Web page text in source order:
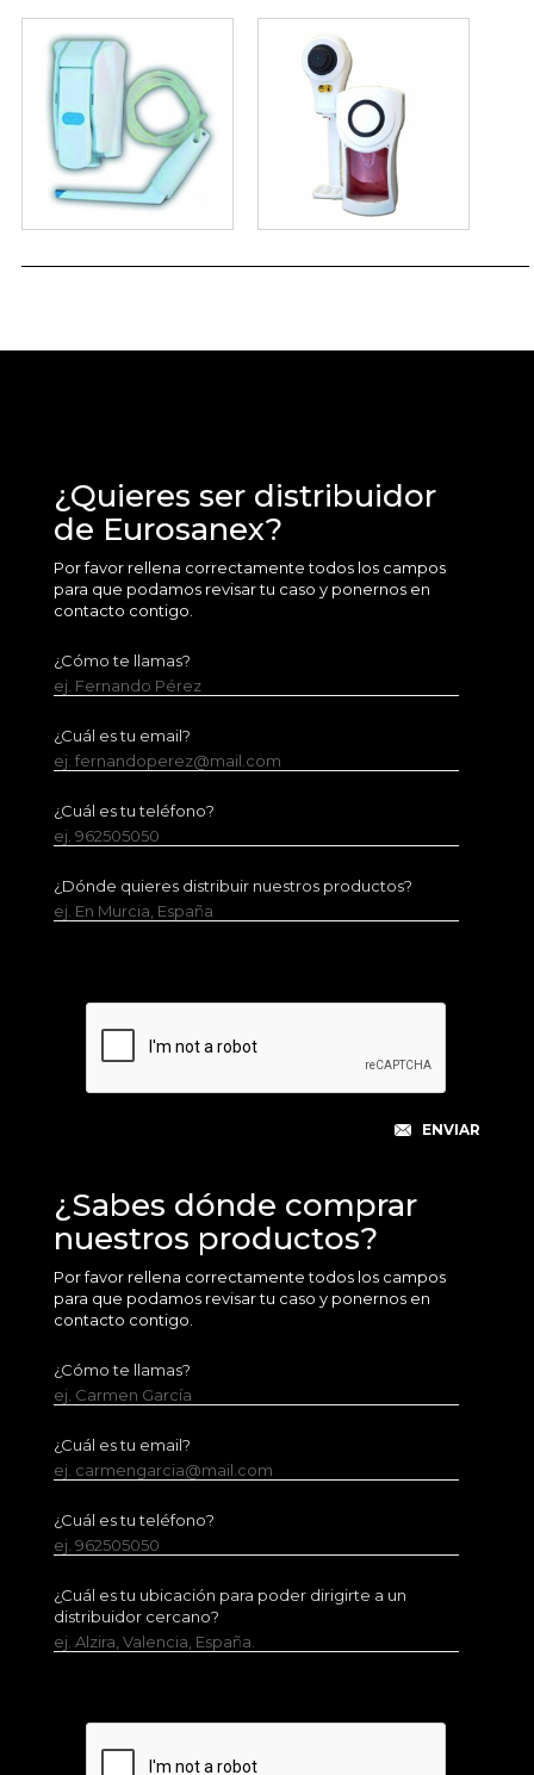
¿Quieres ser distribuidor
de Eurosanex?
Por favor rellena correctamente todos los campos
para que podamos revisar tu caso y ponernos en
contacto contigo.
¿Cómo te llamas?
ej. Fernando Pérez
¿Cuál es tu email?
ej. fernandoperez@mail.com
¿Cuál es tu teléfono?
ej. 962505050
¿Dónde quieres distribuir nuestros productos?
ej. En Murcia, España
¿Sabes dónde comprar
nuestros productos?
Por favor rellena correctamente todos los campos
para que podamos revisar tu caso y ponernos en
contacto contigo.
¿Cómo te llamas?
ej. Carmen García
¿Cuál es tu email?
ej. carmengarcia@mail.com
¿Cuál es tu teléfono?
ej. 962505050
¿Cuál es tu ubicación para poder dirigirte a un
distribuidor cercano?
ej. Alzira, Valencia, España.